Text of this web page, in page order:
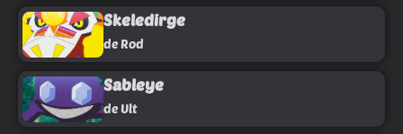
Skeledirge
de Rod
Sableye
de Ult